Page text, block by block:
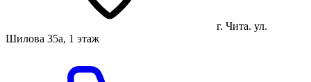
г. Чита. ул.
Шилова 35а, 1 этаж